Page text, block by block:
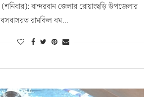
বান্দরবান জেলার রোয়াংছড়ি উপজেলার
বসবাসরত রামকিল বম…